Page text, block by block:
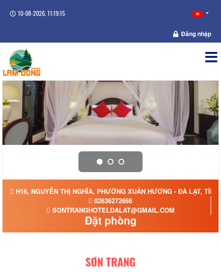
10-08-2026, 11:19:15
Đăng nhập
H16, NGUYỄN THỊ NGHĨA, PHƯỜNG XUÂN HƯƠNG - ĐÀ LẠT,
02636272666
SONTRANGHOTELDALAT@GMAIL.COM
Đặt phòng
SƠN TRANG